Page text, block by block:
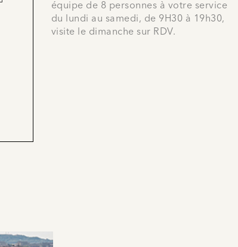
équipe de 8 personnes à votre service
du lundi au samedi, de 9H30 à 19h30,
visite le dimanche sur RDV.